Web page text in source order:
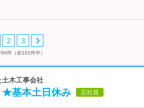
2 3
件（全101件中）
木工事会社
★基本土日休み 正社員